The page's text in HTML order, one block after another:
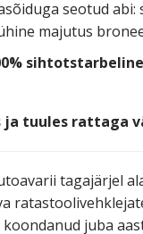
seotud abi:
majutus
ja tuules rattaga
tagajärjel
juba